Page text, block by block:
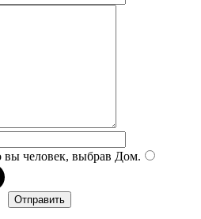
человек, выбрав Дом.